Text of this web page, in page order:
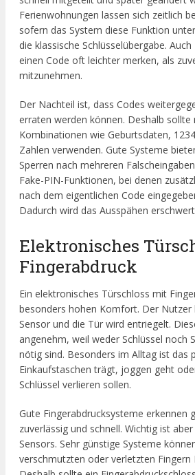
Ferienwohnungen lassen sich zeitlich
sofern das System diese Funktion
die klassische Schlüsselübergabe.
einen Code oft leichter merken, als
mitzunehmen.
Der Nachteil ist, dass Codes
erraten werden können. Deshalb sollte
Kombinationen wie Geburtsdaten,
Zahlen verwenden. Gute Systeme
Sperren nach mehreren
Fake-PIN-Funktionen, bei denen
nach dem eigentlichen Code
Dadurch wird das Ausspähen
Elektronisches
Fingerabdruck
Ein elektronisches Türschloss mit
besonders hohen Komfort. Der Nutzer
Sensor und die Tür wird entriegelt.
angenehm, weil weder Schlüssel noch
nötig sind. Besonders im Alltag ist das
Einkaufstaschen trägt, joggen geht
Schlüssel verlieren sollen.
Gute Fingerabdrucksysteme erkennen
zuverlässig und schnell. Wichtig ist
Sensors. Sehr günstige Systeme
verschmutzten oder verletzten Fingern